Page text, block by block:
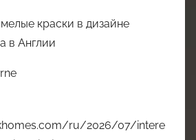
ru/2026/07/intere